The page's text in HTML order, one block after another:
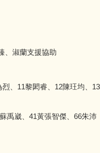
、淑蘭支援協助
、11黎閎睿、12陳玨均、13
禹崴、41黃張智傑、66朱沛